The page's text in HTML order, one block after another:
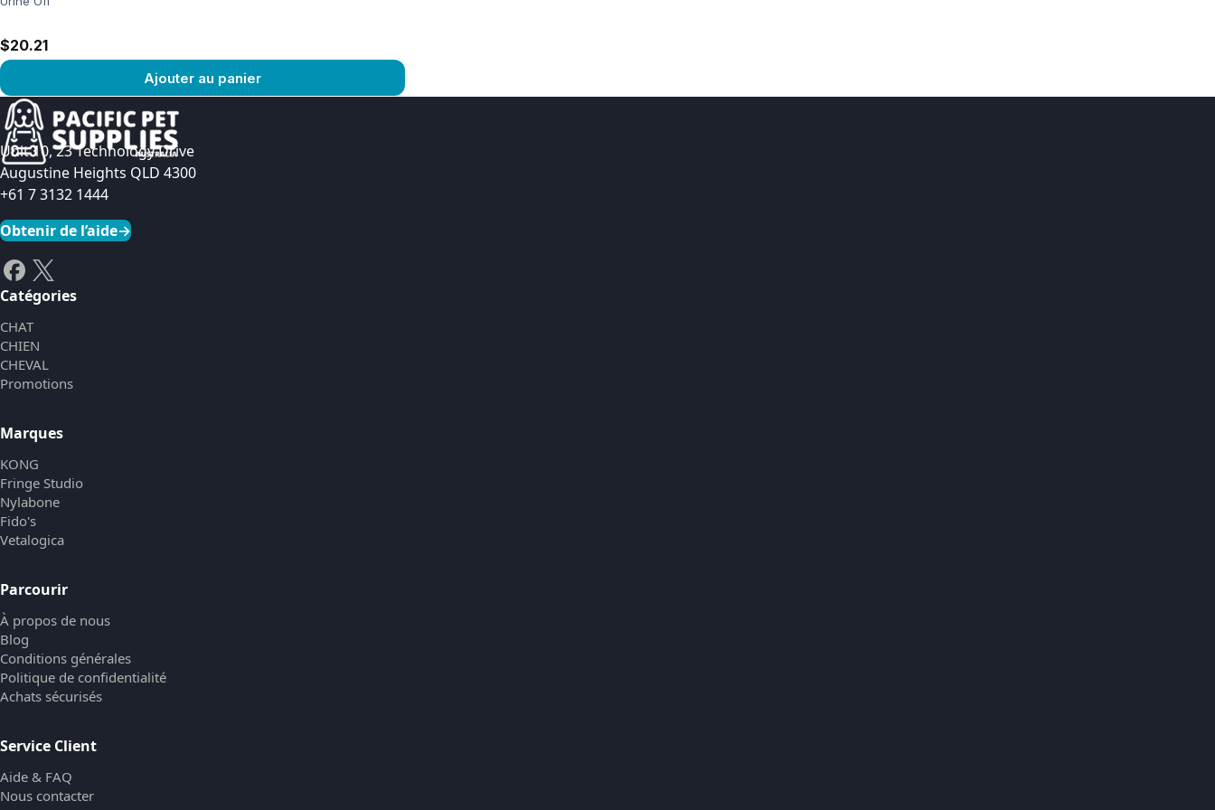
$20.21
Ajouter au panier
Voir le produit
Unit 10, 23 Technology Drive
Augustine Heights QLD 4300
+61 7 3132 1444
Obtenir de l’aide→
Catégories
CHAT
CHIEN
CHEVAL
Promotions
Marques
KONG
Fringe Studio
Nylabone
Fido's
Vetalogica
Parcourir
À propos de nous
Blog
Conditions générales
Politique de confidentialité
Achats sécurisés
Service Client
Aide & FAQ
Nous contacter